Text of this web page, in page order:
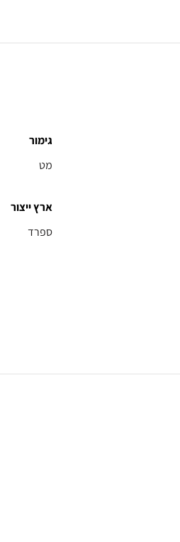
גימור
מט
ארץ ייצור
ספרד